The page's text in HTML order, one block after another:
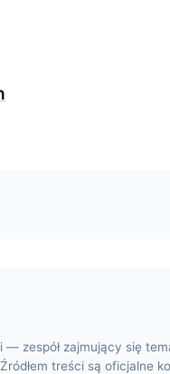
— zespół zajmujący się
treści są oficjalne